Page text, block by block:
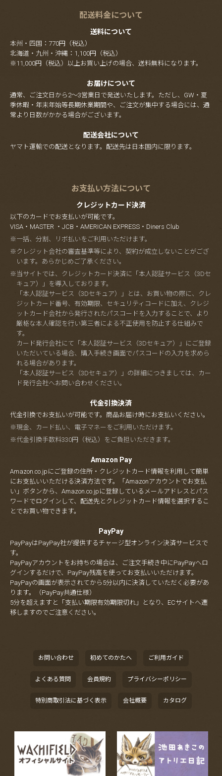
配送料金について
送料について
本州・四国：770円（税込）
北海道・九州・沖縄：1,100円（税込）
※11,000円（税込）以上お買い上げの場合、送料無料になります。
お届けについて
通常、ご注文日から2～3営業日で発送いたします。ただし、GW・夏
季休暇・年末年始等長期休業期間や、ご注文が集中する場合には、通
常より日数がかかる場合がございます。
配送会社について
ヤマト運輸での配送となります。配送先は日本国内に限ります。
お支払い方法について
クレジットカード決済
以下のカードでお支払いが可能です。
VISA・MASTER ・JCB・AMERICAN EXPRESS・Diners Club
※一括、分割、リボ払いをご利用いただけます。
※クレジット会社の審査基準等により、契約が成立しないことがござ
います。あらかじめご了承ください。
※当サイトでは、クレジットカード決済に「本人認証サービス（3Dセ
キュア）」を導入しております。
「本人認証サービス（3Dセキュア）」とは、お買い物の際に、クレ
ジットカード番号、有効期限、セキュリティコードに加え、クレジ
ットカード会社から発行されたパスコードを入力することで、より
厳格な本人確認を行い第三者による不正使用を防止する仕組みで
す。
カード発行会社にて「本人認証サービス（3Dセキュア）」にご登録
いただいている場合、購入手続き画面でパスコードの入力を求めら
れる場合があります。
「本人認証サービス（3Dセキュア）」の詳細につきましては、カー
ド発行会社へお問い合わせください。
代金引換決済
代金引換でお支払いが可能です。商品お届け時にお支払いください。
※現金、カード払い、電子マネーをご利用いただけます。
※代金引換手数料330円（税込）をご負担いただきます。
Amazon Pay
Amazon.co.jpにご登録の住所・クレジットカード情報を利用して簡単
にお支払いいただける決済方法です。「Amazonアカウントでお支払
い」ボタンから、Amazon.co.jpに登録しているメールアドレスとパス
ワードでログインして、配送先とクレジットカード情報を選択するこ
とでお買い物できます。
PayPay
PayPayはPayPay社が提供するチャージ型オンライン決済サービスで
す。
PayPayアカウントをお持ちの場合は、ご注文手続き中にPayPayへロ
グインするだけで、PayPay残高を使ってお支払いいただけます。
PayPayの画面が表示されてから5分以内に決済していただく必要があ
ります。（PayPay共通仕様）
5分を超えますと「支払い期限有効期限切れ」となり、ECサイトへ遷
移しますのでご注意ください。
お問い合わせ 初めてのかたへ ご利用ガイド
よくある質問 会員規約 プライバシーポリシー
特別商取引法に基づく表示 会社概要 カタログ